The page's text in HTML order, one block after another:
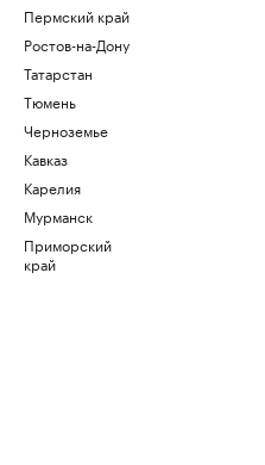
Пермский край
Ростов-на-Дону
Татарстан
Тюмень
Черноземье
Кавказ
Карелия
Мурманск
Приморский
край